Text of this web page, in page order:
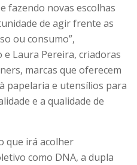
fazendo novas escolhas
de agir frente as
ou consumo”,
Laura Pereira, criadoras
marcas que oferecem
papelaria e utensílios para
e a qualidade de
que irá acolher
como DNA, a dupla